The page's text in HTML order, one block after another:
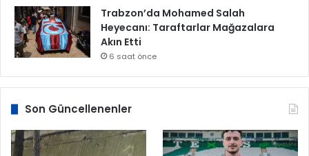
Trabzon’da Mohamed Salah
Heyecanı: Taraftarlar Mağazalara
Akın Etti
6 saat önce
Son Güncellenenler